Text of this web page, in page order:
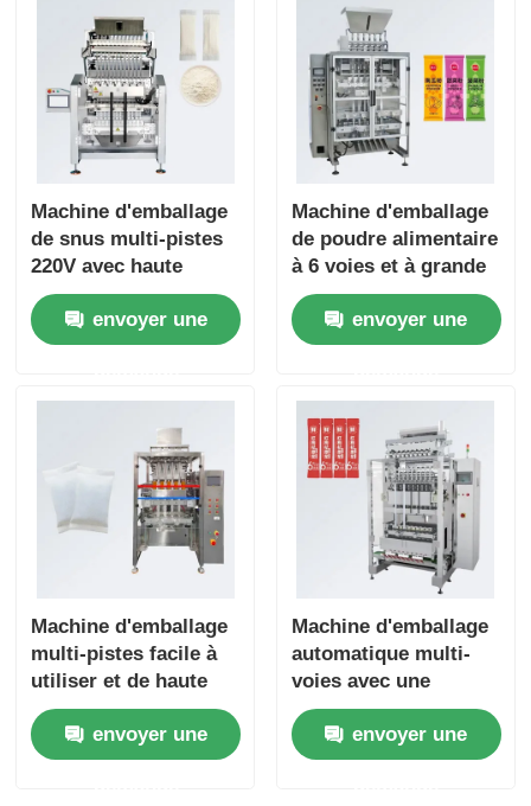
vitamines, de café et
de bonbons
Machine d'emballage
de snus multi-pistes
220V avec haute
performance
d'étanchéité et 1 an
de garantie pour
envoyer une
Machine d'emballage
de poudre alimentaire
à 6 voies et à grande
vitesse, anti-
poussière, pour
assaisonnement et
envoyer une
Machine d'emballage
multi-pistes facile à
utiliser et de haute
précision avec
emballage de poudre
multi-rangées à
envoyer une
Machine d'emballage
automatique multi-
voies avec une
vitesse de 30-50
sachets/min/voie,
économie d'énergie et
envoyer une